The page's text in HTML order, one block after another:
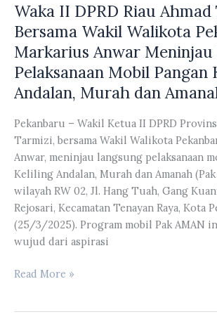
Riau
Edi
Usulkan
agar
50
Kebun
Sawit
disita
oleh
Satgas
PKH
dikelola
Pemprov
Waka II DPRD Riau
Bersama Wakil Walikota
Markarius Anwar Meninjau
Pelaksanaan Mobil Pangan
Andalan, Murah dan
Pekanbaru – Wakil Ketua II DPRD
Tarmizi, bersama Wakil Walikota
Anwar, meninjau langsung pelaksanaan
Keliling Andalan, Murah dan Amanah
wilayah RW 02, Jl. Hang Tuah, Gang
Rejosari, Kecamatan Tenayan Raya, Kota
(25/3/2025). Program mobil Pak AMAN
wujud dari aspirasi
Waka
Read More »